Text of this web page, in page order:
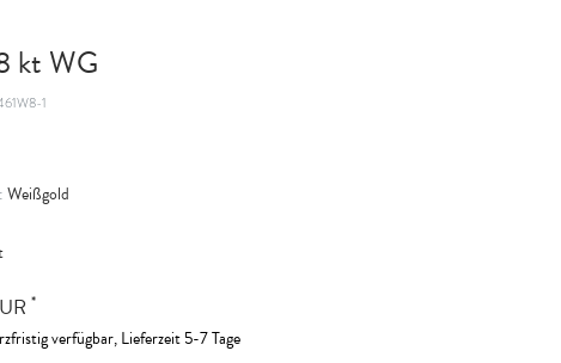
kt WG
1
Weißgold
*
verfügbar, Lieferzeit 5-7 Tage